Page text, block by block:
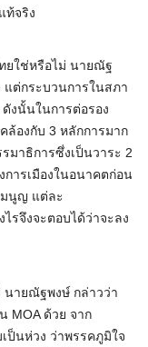
ท้จริง
ยใช่หรือไม่ นายณัฐ
แต่กระบวนการในสภา
งนั้นในการต่อรอง
ล้องกับ 3 หลักการมาก
มาธิการซึ่งเป็นวาระ 2
ารเมืองในอนาคตก่อน
มนูญ แต่ละ
รจึงจะตอบได้ว่าจะลง
นายณัฐพงษ์ กล่าวว่า
MOA ด้วย จาก
ป็นห่วง ว่าพรรคภูมิใจ